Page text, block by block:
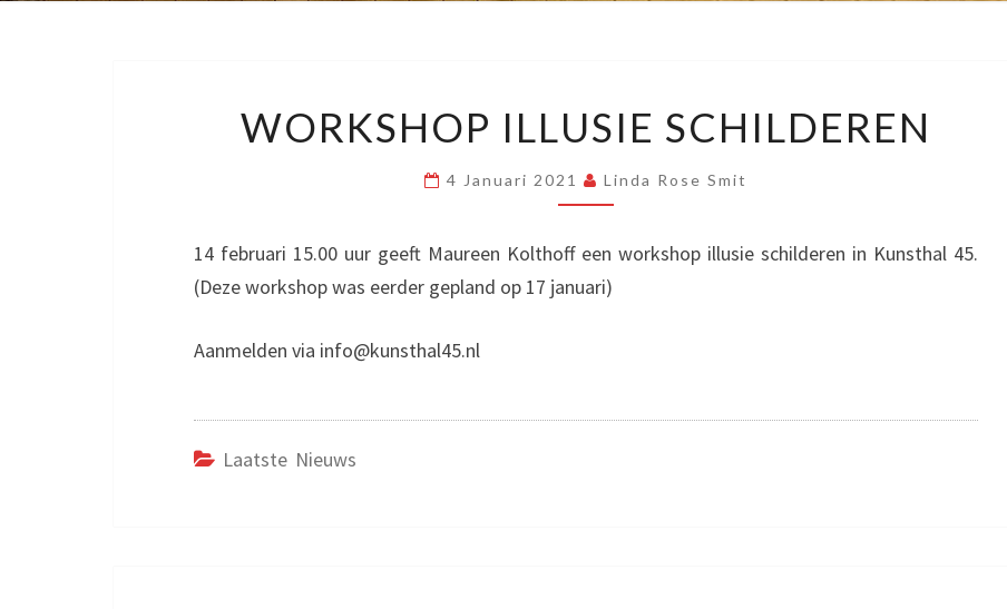
ILLUSIE
WORKSHOP ILLUSIE SCHILDEREN
4 Januari 2021 Linda Rose Smit
14 februari 15.00 uur geeft Maureen Kolthoff een workshop illusie schilderen in Kunsthal 45.
(Deze workshop was eerder gepland op 17 januari)
Aanmelden via info@kunsthal45.nl
Laatste Nieuws